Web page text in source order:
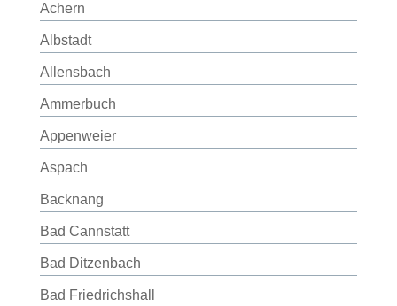
Achern
Albstadt
Allensbach
Ammerbuch
Appenweier
Aspach
Backnang
Bad Cannstatt
Bad Ditzenbach
Bad Friedrichshall